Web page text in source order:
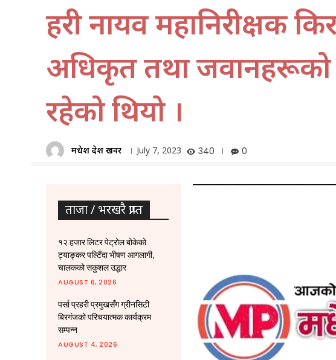
प्रहरी नायव महानिरीक्षक
अधिकृत तथा जवानहरूको
रहेको थियो ।
मधेश प्रदेश खवर July 7, 2023 340 0
ताजा / भरखरै प्राप्त
१२ हजार लिटर पेट्रोल बोकेको
ट्याङ्कर पल्टिँदा भीषण आगलागी,
चालकको सकुशल उद्धार
AUGUST 6, 2026
पर्सा प्रहरी प्रमुखसँग ग्रीनसिटी
बिरगंजको परिचयात्मक कार्यक्रम
सम्पन्न
AUGUST 4, 2026